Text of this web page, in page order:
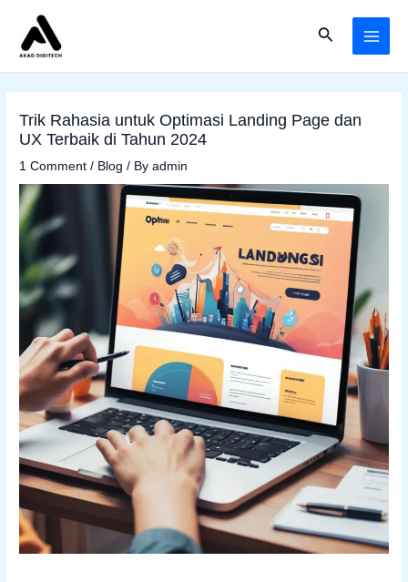
content
Search
Trik Rahasia untuk Optimasi Landing Page dan
UX Terbaik di Tahun 2024
1 Comment / Blog / Byadmin
navigation